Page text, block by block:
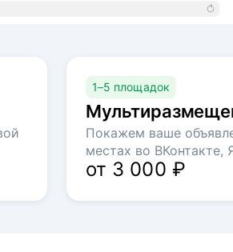
1–5 площадок
Покажем ваше
местах во ВКонтакте,
от 3 000 ₽